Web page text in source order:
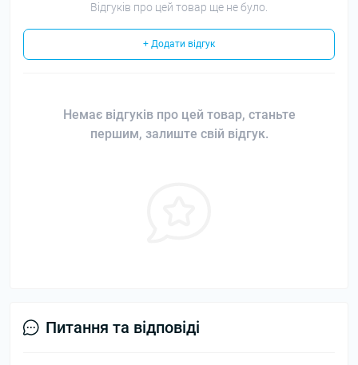
Відгуків про цей товар ще не було.
+ Додати відгук
Немає відгуків про цей товар, станьте
першим, залиште свій відгук.
Питання та відповіді